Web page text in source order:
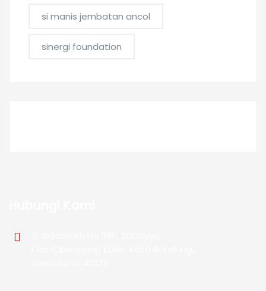
si manis jembatan ancol
sinergi foundation